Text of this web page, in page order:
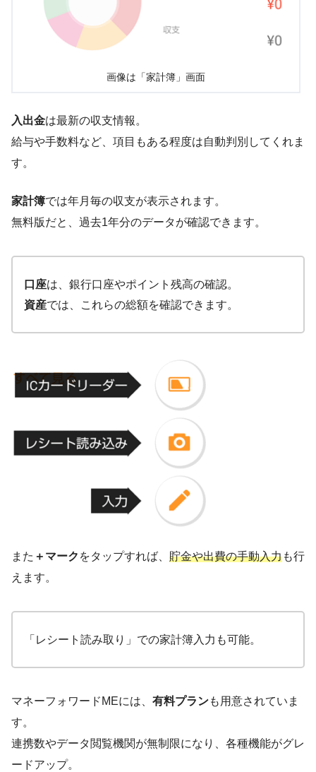
画像は「家計簿」画面
入出金は最新の収支情報。
給与や手数料など、項目もある程度は自動判別してくれま
す。
家計簿では年月毎の収支が表示されます。
無料版だと、過去1年分のデータが確認できます。
口座は、銀行口座やポイント残高の確認。
資産では、これらの総額を確認できます。
また ＋マーク をタップすれば、 貯金や出費の手動入力も行
えます。
「レシート読み取り」での家計簿入力も可能。
マネーフォワードMEには、 有料プランも用意されていま
す。
連携数やデータ閲覧機関が無制限になり、各種機能がグレ
ードアップ。